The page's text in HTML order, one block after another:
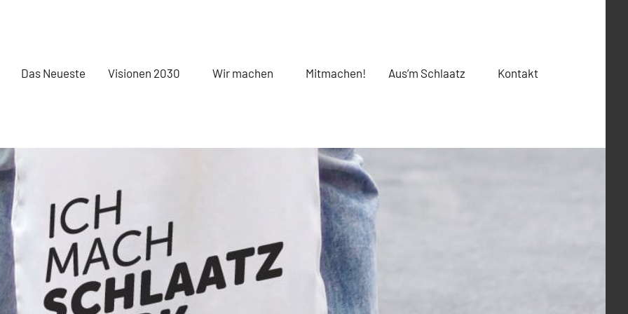
Das Neueste Visionen 2030 Wir machen Mitmachen! Aus’m Schlaatz Kontakt